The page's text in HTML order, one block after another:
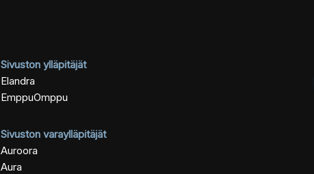
Sivuston ylläpitäjät
Elandra
EmppuOmppu
Sivuston varaylläpitäjät
Auroora
Aura